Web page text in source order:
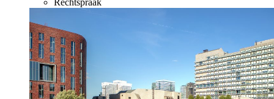
Rechtspraak